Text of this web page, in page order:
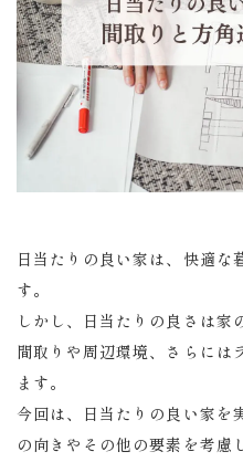
日当たりの良い家は、快適な
す。
しかし、日当たりの良さは家
間取りや周辺環境、さらには
ます。
今回は、日当たりの良い家を
の向きやその他の要素を考慮